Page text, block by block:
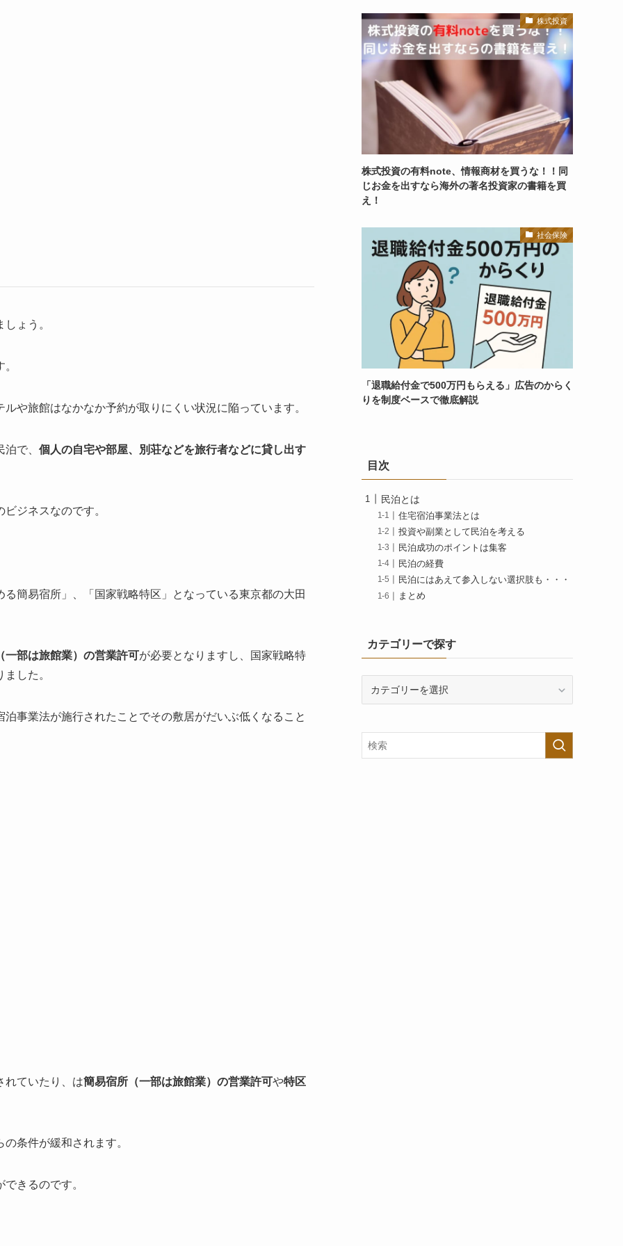
ょう。
や旅館はなかなか予約が取りにくい状況に陥っています。
で、 個人の自宅や部屋、別荘などを旅行者などに貸し出す
ジネスなのです。
簡易宿所」、「国家戦略特区」となっている東京都の大田
一部は旅館業）の営業許可が必要となりますし、国家戦略特
した。
事業法が施行されたことでその敷居がだいぶ低くなること
れていたり、は簡易宿所（一部は旅館業）の営業許可や特区
条件が緩和されます。
きるのです。
株式投資
株式投資の有料note、情報商材を買うな！！同
じお金を出すなら海外の著名投資家の書籍を買
え！
社会保険
「退職給付金で500万円もらえる」広告のからく
りを制度ベースで徹底解説
目次
民泊とは
住宅宿泊事業法とは
投資や副業として民泊を考える
民泊成功のポイントは集客
民泊の経費
民泊にはあえて参入しない選択肢も・・・
まとめ
カテゴリーで探す
ー
で